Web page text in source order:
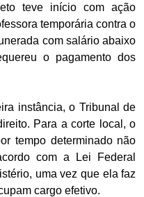
teve início com ação
temporária contra o
com salário abaixo
o pagamento dos
instância, o Tribunal de
Para a corte local, o
tempo determinado não
com a Lei Federal
uma vez que ela faz
cargo efetivo.